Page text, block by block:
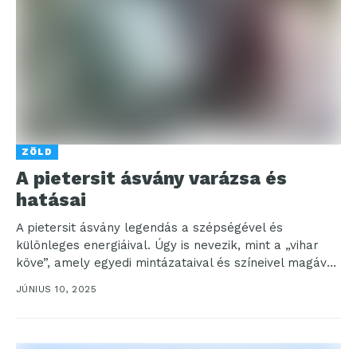
ZÖLD
A pietersit ásvány varázsa és
hatásai
A pietersit ásvány legendás a szépségével és
különleges energiáival. Úgy is nevezik, mint a „vihar
köve”, amely egyedi mintázataival és színeivel magával
ragadja...
JÚNIUS 10, 2025